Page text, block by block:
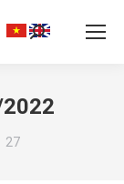
Search:
27